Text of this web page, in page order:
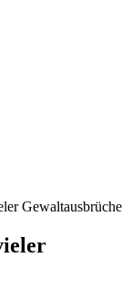
Gewaltausbrüche